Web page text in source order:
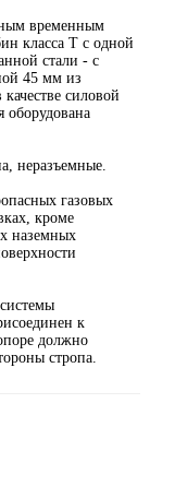
временным
класса Т с одной
стали - с
45 мм из
силовой
оборудована
неразъемные.
газовых
кроме
наземных
к
должно
стропа.